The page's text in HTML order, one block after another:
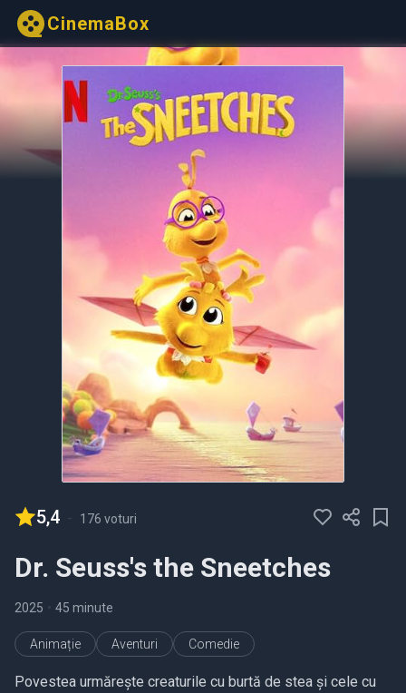
CinemaBox
5,4 - 176 voturi
Dr. Seuss's the Sneetches
2025 • 45 minute
Animație Aventuri Comedie
Povestea urmărește creaturile cu burtă de stea și cele cu